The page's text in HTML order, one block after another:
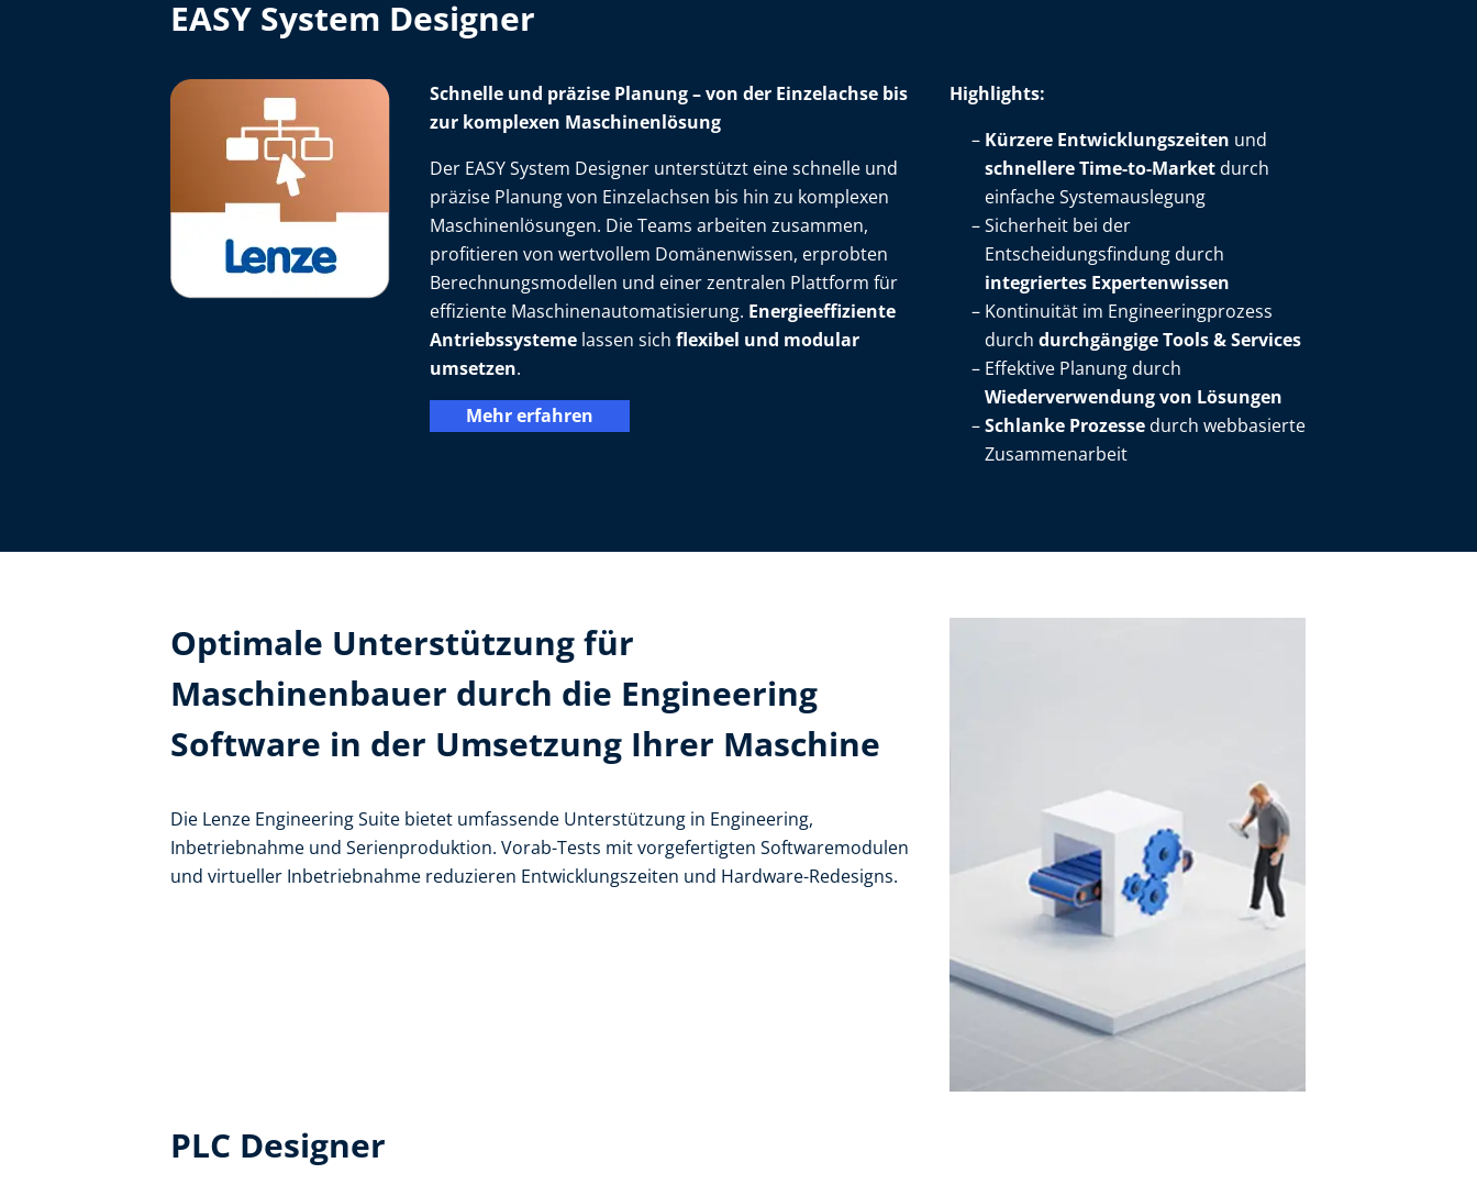
EASY System Designer
Schnelle und präzise Planung – von der Einzelachse bis
zur komplexen Maschinenlösung
Der EASY System Designer unterstützt eine schnelle und
präzise Planung von Einzelachsen bis hin zu komplexen
Maschinenlösungen. Die Teams arbeiten zusammen,
profitieren von wertvollem Domänenwissen, erprobten
Berechnungsmodellen und einer zentralen Plattform für
effiziente Maschinenautomatisierung. Energieeffiziente
Antriebssysteme lassen sichflexibel und modular
umsetzen.
Mehr erfahren
Highlights:
Kürzere Entwicklungszeiten und
schnellere Time-to-Marketdurch
einfache Systemauslegung
Sicherheit bei der
Entscheidungsfindung durch
integriertes Expertenwissen
Kontinuität im Engineeringprozess
durch durchgängige Tools & Services
Effektive Planung durch
Wiederverwendung von Lösungen
Schlanke Prozessedurch webbasierte
Zusammenarbeit
Optimale Unterstützung für
Maschinenbauer durch die Engineering
Software in der Umsetzung Ihrer Maschine
Die Lenze Engineering Suite bietet umfassende Unterstützung in Engineering,
Inbetriebnahme und Serienproduktion. Vorab-Tests mit vorgefertigten Softwaremodulen
und virtueller Inbetriebnahme reduzieren Entwicklungszeiten und Hardware-Redesigns.
PLC Designer